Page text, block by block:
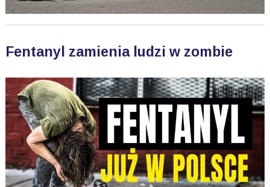
Fentanyl zamienia ludzi w zombie